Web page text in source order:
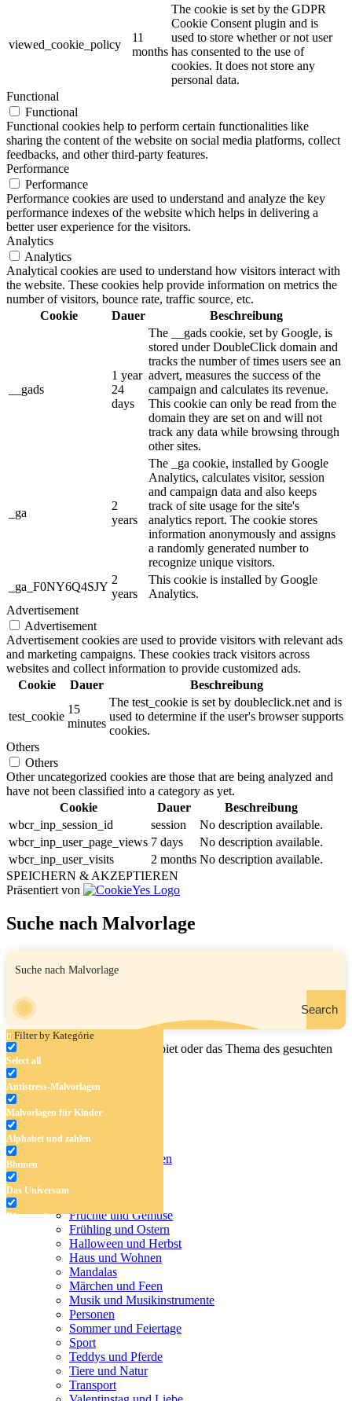
viewed_cookie_policy
11
months
The cookie is set by the GDPR
Cookie Consent plugin and is
used to store whether or not user
has consented to the use of
cookies. It does not store any
personal data.
Functional
Functional
Functional cookies help to perform certain functionalities like
sharing the content of the website on social media platforms, collect
feedbacks, and other third-party features.
Performance
Performance
Performance cookies are used to understand and analyze the key
performance indexes of the website which helps in delivering a
better user experience for the visitors.
Analytics
Analytics
Analytical cookies are used to understand how visitors interact with
the website. These cookies help provide information on metrics the
number of visitors, bounce rate, traffic source, etc.
Cookie
Dauer Beschreibung
__gads
1 year
24
days
The __gads cookie, set by Google, is
stored under DoubleClick domain and
tracks the number of times users see an
advert, measures the success of the
campaign and calculates its revenue.
This cookie can only be read from the
domain they are set on and will not
track any data while browsing through
other sites.
_ga
2
years
The _ga cookie, installed by Google
Analytics, calculates visitor, session
and campaign data and also keeps
track of site usage for the site's
analytics report. The cookie stores
information anonymously and assigns
a randomly generated number to
recognize unique visitors.
_ga_F0NY6Q4SJY
2
years
This cookie is installed by Google
Analytics.
Advertisement
Advertisement
Advertisement cookies are used to provide visitors with relevant ads
and marketing campaigns. These cookies track visitors across
websites and collect information to provide customized ads.
Cookie
Dauer Beschreibung
test_cookie
15
minutes
The test_cookie is set by doubleclick.net and is
used to determine if the user's browser supports
cookies.
Others
Others
Other uncategorized cookies are those that are being analyzed and
have not been classified into a category as yet.
Cookie
Dauer
Beschreibung
wbcr_inp_session_id
session
No description available.
wbcr_inp_user_page_views 7 days
No description available.
wbcr_inp_user_visits
2 months No description available.
SPEICHERN & AKZEPTIEREN
Präsentiert von
Suche nach Malvorlage
Search
Filter by Kategórie
Select all
Antistress-Malvorlagen
Malvorlagen für Kinder
Alphabet und zahlen
Blumen
Das Universum
Dinosaurier
Früchte und Gemüse
Frühling und Ostern
Halloween und Herbst
Haus und Wohnen
Märchen und Feen
Musik und Musikinstrumente
Geben Sie den Namen, das Gebiet oder das Thema des gesuchten
Malbuchs ein.
Malvorlagen für Kinder
Alphabet und zahlen
Früchte und Gemüse
Frühling und Ostern
Halloween und Herbst
Haus und Wohnen
Mandalas
Märchen und Feen
Musik und Musikinstrumente
Personen
Sommer und Feiertage
Sport
Teddys und Pferde
Tiere und Natur
Transport